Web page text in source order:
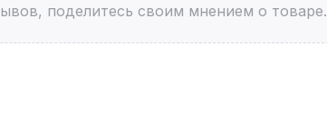
поделитесь своим мнением о товаре.